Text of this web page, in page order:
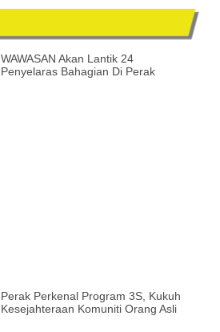
WAWASAN Akan Lantik 24
Penyelaras Bahagian Di Perak
Perak Perkenal Program 3S, Kukuh
Kesejahteraan Komuniti Orang Asli